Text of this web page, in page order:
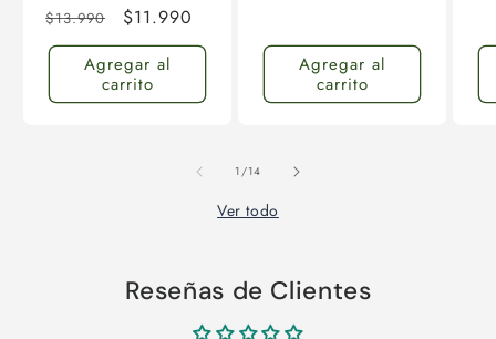
totales
Precio
habitual
$13.990
Precio
de
oferta
$11.990
Agregar al
carrito
Agregar al
carrito
1/de
14
Ver todo
Reseñas de Clientes